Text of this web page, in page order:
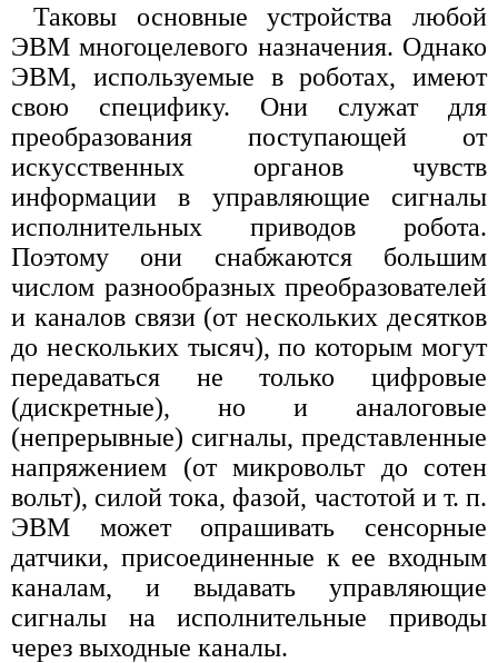
Таковы основные устройства любой
ЭВМ многоцелевого назначения. Однако
ЭВМ, используемые в роботах, имеют
свою специфику. Они служат для
преобразования поступающей от
искусственных органов чувств
информации в управляющие сигналы
исполнительных приводов робота.
Поэтому они снабжаются большим
числом разнообразных преобразователей
и каналов связи (от нескольких десятков
до нескольких тысяч), по которым могут
передаваться не только цифровые
(дискретные), но и аналоговые
(непрерывные) сигналы, представленные
напряжением (от микровольт до сотен
вольт), силой тока, фазой, частотой и т. п.
ЭВМ может опрашивать сенсорные
датчики, присоединенные к ее входным
каналам, и выдавать управляющие
сигналы на исполнительные приводы
через выходные каналы.